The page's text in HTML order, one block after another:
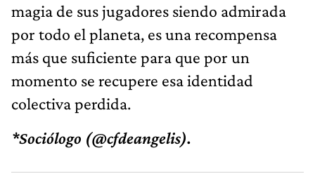
magia de sus jugadores siendo admirada
por todo el planeta, es una recompensa
más que suficiente para que por un
momento se recupere esa identidad
colectiva perdida.
*Sociólogo (@cfdeangelis).